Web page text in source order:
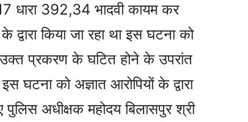
धारा 392,34 भादवी कायम कर
द्वारा किया जा रहा था इस घटना को
प्रकरण के घटित होने के उपरांत
घटना को अज्ञात आरोपियों के द्वारा
अधीक्षक महोदय बिलासपुर श्री